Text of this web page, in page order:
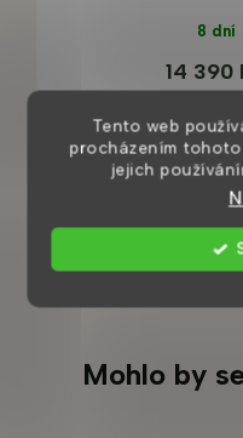
Tento web
procházením
jejich
8 dní
14 390
DETAIL
Mohlo by